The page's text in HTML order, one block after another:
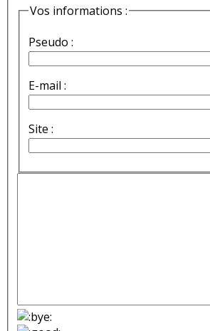
Vos informations :
Pseudo :
E-mail :
Site :